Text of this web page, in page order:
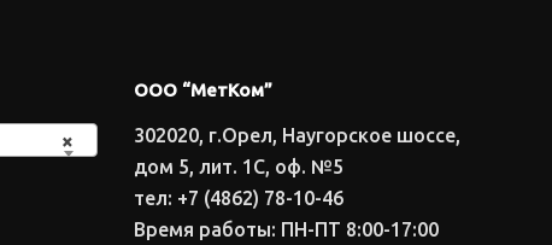
×
ООО “МетКом”
302020, г.Орел, Наугорское шоссе,
дом 5, лит. 1С, оф. №5
тел: +7 (4862) 78-10-46
Время работы: ПН-ПТ 8:00-17:00